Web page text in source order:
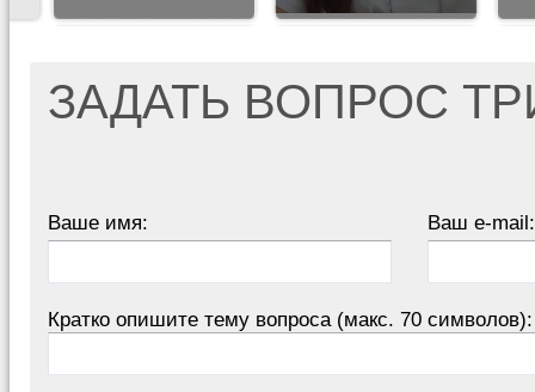
ЗАДАТЬ ВОПРОС
Ваше имя: Ваш e-mail:
Кратко опишите тему вопроса (макс. 70 символов):